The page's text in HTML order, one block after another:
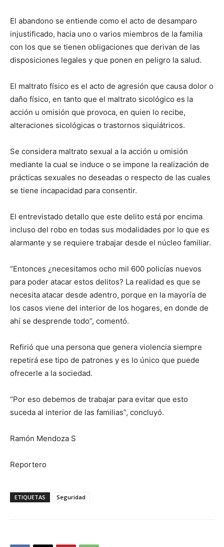
El abandono se entiende como el acto de desamparo
injustificado, hacia uno o varios miembros de la familia
con los que se tienen obligaciones que derivan de las
disposiciones legales y que ponen en peligro la salud.
El maltrato físico es el acto de agresión que causa dolor o
daño físico, en tanto que el maltrato sicológico es la
acción u omisión que provoca, en quien lo recibe,
alteraciones sicológicas o trastornos siquiátricos.
Se considera maltrato sexual a la acción u omisión
mediante la cual se induce o se impone la realización de
prácticas sexuales no deseadas o respecto de las cuales
se tiene incapacidad para consentir.
El entrevistado detallo que este delito está por encima
incluso del robo en todas sus modalidades por lo que es
alarmante y se requiere trabajar desde el núcleo familiar.
“Entonces ¿necesitamos ocho mil 600 policías nuevos
para poder atacar estos delitos? La realidad es que se
necesita atacar desde adentro, porque en la mayoría de
los casos viene del interior de los hogares, en donde de
ahí se desprende todo”, comentó.
Refirió que una persona que genera violencia siempre
repetirá ese tipo de patrones y es lo único que puede
ofrecerle a la sociedad.
“Por eso debemos de trabajar para evitar que esto
suceda al interior de las familias”, concluyó.
Ramón Mendoza S
Reportero
ETIQUETAS Seguridad